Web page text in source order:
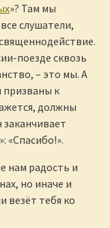
»? Там мы
слушатели,
поезде сквозь
– это мы. А
призваны к
должны
заканчивает
«Спасибо!».
нам радость и
но иначе и
везёт тебя ко